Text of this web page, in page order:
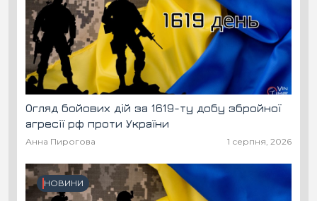
Огляд бойових дій за 1619-ту добу збройної
агресії рф проти України
Анна Пирогова 1 серпня, 2026
НОВИНИ